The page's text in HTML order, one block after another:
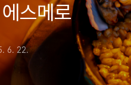
스메로
6. 22.